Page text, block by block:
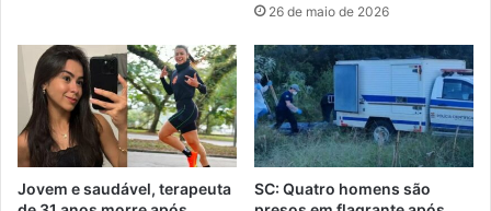
26 de maio de 2026
Jovem e saudável, terapeuta
SC: Quatro homens são